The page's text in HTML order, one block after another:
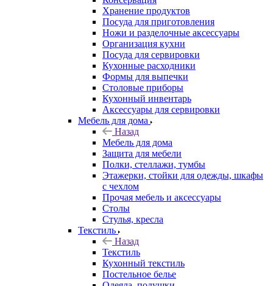
Хранение продуктов
Посуда для приготовления
Ножи и разделочные аксессуары
Организация кухни
Посуда для сервировки
Кухонные расходники
Формы для выпечки
Столовые приборы
Кухонный инвентарь
Аксессуары для сервировки
Мебель для дома
Назад
Мебель для дома
Защита для мебели
Полки, стеллажи, тумбы
Этажерки, стойки для одежды, шкафы
с чехлом
Прочая мебель и аксессуары
Столы
Стулья, кресла
Текстиль
Назад
Текстиль
Кухонный текстиль
Постельное белье